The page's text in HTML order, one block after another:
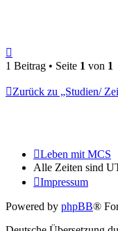
oben
1 Beitrag • Seite 1 von 1
Zurück zu „Studien/
Leben mit MCS
Alle Zeiten sind
Impressum
Powered by phpBB®